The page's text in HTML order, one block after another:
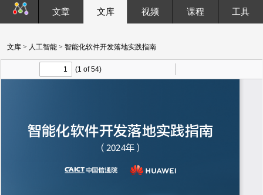
文章 文库 视频 课程 工具
文库 > 人工智能 > 智能化软件开发落地实践指南